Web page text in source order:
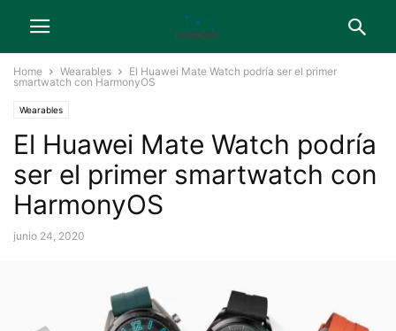
Home Wearables
El Huawei Mate Watch podría ser el primer
smartwatch con HarmonyOS
Wearables
El Huawei Mate Watch podría
ser el primer smartwatch con
HarmonyOS
junio 24, 2020